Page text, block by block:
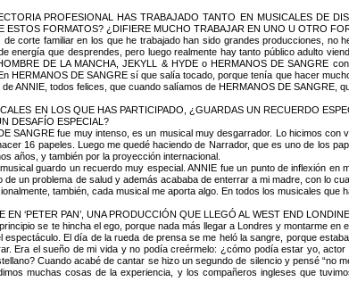
PROFESIONAL HAS TRABAJADO TANTO EN MUSICALES DE
ESTOS FORMATOS? ¿DIFIERE MUCHO TRABAJAR EN UNO U OTRO
de corte familiar en los que he trabajado han sido grandes producciones, no
energía que desprendes, pero luego realmente hay tanto público adulto
DE LA MANCHA, JEKYLL & HYDE o HERMANOS DE SANGRE
HERMANOS DE SANGRE sí que salía tocado, porque tenía que hacer
ANNIE, todos felices, que cuando salíamos de HERMANOS DE SANGRE,
EN LOS QUE HAS PARTICIPADO, ¿GUARDAS UN RECUERDO
DESAFÍO ESPECIAL?
SANGRE fue muy intenso, es un musical muy desgarrador. Lo hicimos
16 papeles. Luego me quedé haciendo de Narrador, que es uno de los
años, y también por la proyección internacional.
guardo un recuerdo muy especial. ANNIE fue un punto de inflexión
de un problema de salud y además acababa de enterrar a mi madre, con lo
también, cada musical me aporta algo. En todos los musicales
EN ‘PETER PAN’, UNA PRODUCCIÓN QUE LLEGÓ AL WEST END
principio se te hincha el ego, porque nada más llegar a Londres y montarme
espectáculo. El día de la rueda de prensa se me heló la sangre, porque
Era el sueño de mi vida y no podía creérmelo: ¿cómo podía estar yo,
Cuando acabé de cantar se hizo un segundo de silencio y pensé “no
muchas cosas de la experiencia, y los compañeros ingleses que